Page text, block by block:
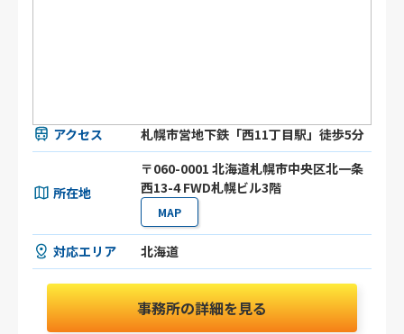
アクセス 札幌市営地下鉄「西11丁目駅」徒歩5分
所在地
〒060-0001 北海道札幌市中央区北一条
西13-4 FWD札幌ビル3階
MAP
対応エリア 北海道
事務所の詳細を見る